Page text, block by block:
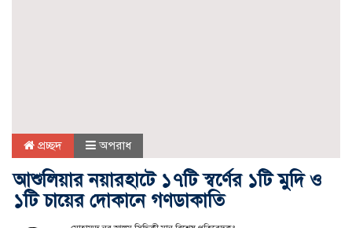
প্রচ্ছদ অপরাধ
আশুলিয়ার নয়ারহাটে ১৭টি স্বর্ণের ১টি মুদি ও
১টি চায়ের দোকানে গণডাকাতি